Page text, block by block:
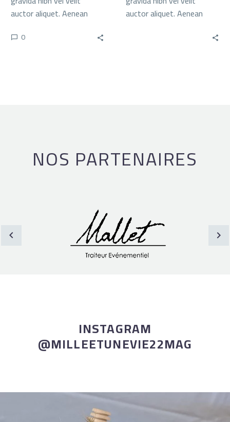
auctor aliquet. Aenean
bibendum auctor, nisi elit
0
auctor aliquet. Aenean
NOS PARTENAIRES
INSTAGRAM
@MILLEETUNEVIE22MAG